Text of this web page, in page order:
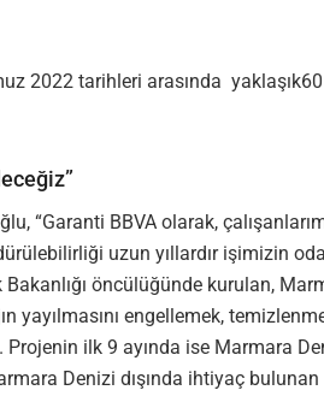
2022 tarihleri arasında
“Garanti BBVA olarak,
uzun yıllardır işimizin
öncülüğünde kurulan,
yayılmasını engellemek,
ilk 9 ayında ise Marmara
Denizi dışında ihtiyaç